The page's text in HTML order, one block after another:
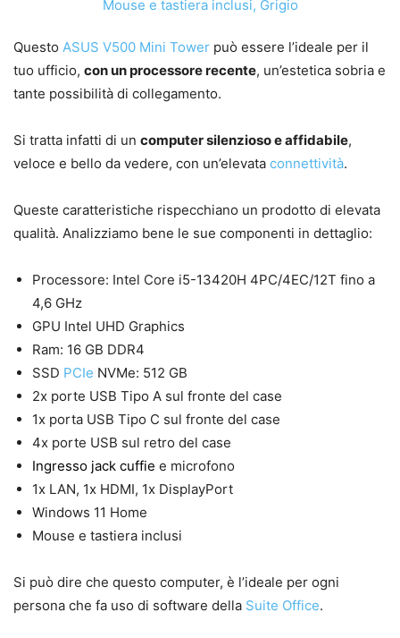
Questo ASUS V500 Mini Tower può essere l’ideale per il
tuo ufficio, con un processore recente, un’estetica sobria e
tante possibilità di collegamento.
Si tratta infatti di un computer silenzioso e affidabile,
veloce e bello da vedere, con un’elevata connettività.
Queste caratteristiche rispecchiano un prodotto di elevata
qualità. Analizziamo bene le sue componenti in dettaglio:
Processore: Intel Core i5-13420H 4PC/4EC/12T fino a
4,6 GHz
GPU Intel UHD Graphics
Ram: 16 GB DDR4
SSD PCIe NVMe: 512 GB
2x porte USB Tipo A sul fronte del case
1x porta USB Tipo C sul fronte del case
4x porte USB sul retro del case
Ingresso jack cuffie e microfono
1x LAN, 1x HDMI, 1x DisplayPort
Windows 11 Home
Mouse e tastiera inclusi
Si può dire che questo computer, è l’ideale per ogni
persona che fa uso di software della Suite Office.